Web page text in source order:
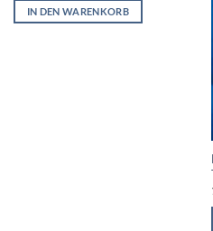
IN DEN WARENKORB